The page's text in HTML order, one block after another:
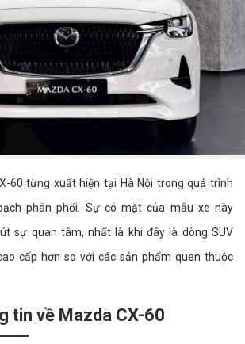
60 từng xuất hiện tại Hà Nội trong quá trình
phân phối. Sự có mặt của mẫu xe này
sự quan tâm, nhất là khi đây là dòng SUV
cấp hơn so với các sản phẩm quen thuộc
tin về Mazda CX-60